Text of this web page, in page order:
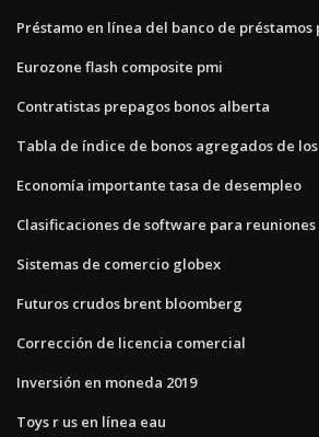
Préstamo en línea del banco de préstamos
Eurozone flash composite pmi
Contratistas prepagos bonos alberta
Tabla de índice de bonos agregados de
Economía importante tasa de desempleo
Clasificaciones de software para
Sistemas de comercio globex
Futuros crudos brent bloomberg
Corrección de licencia comercial
Inversión en moneda 2019
Toys r us en línea eau